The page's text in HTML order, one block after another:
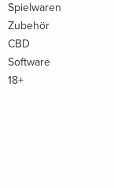
Spielwaren
Zubehör
CBD
Software
18+